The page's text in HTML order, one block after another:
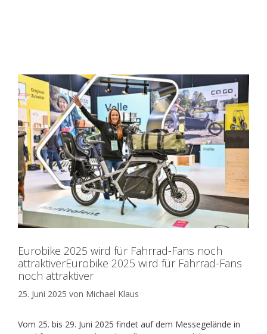
Eurobike 2025 wird für Fahrrad-Fans noch
attraktiverEurobike 2025 wird für Fahrrad-Fans
noch attraktiver
25. Juni 2025 von Michael Klaus
Vom 25. bis 29. Juni 2025 findet auf dem Messegelände in